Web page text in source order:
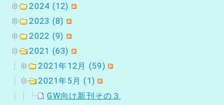
2024 (12)
2023 (8)
2022 (9)
2021 (63)
2021年12月 (59)
2021年5月 (1)
GW向け新刊その３